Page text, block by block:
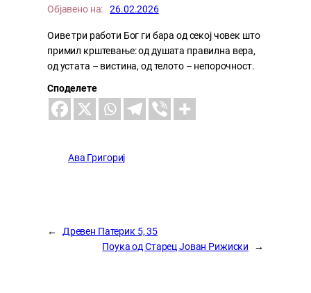
Објавено на: 26.02.2026
Оиве три работи Бог ги бара од секој човек што
примил крштевање: од душата правилна вера,
од устата – вистина, од телото – непорочност.
Споделете
Ава Григориј
←
Древен Патерик 5, 35
Поука од Старец Јован Рижиски
→